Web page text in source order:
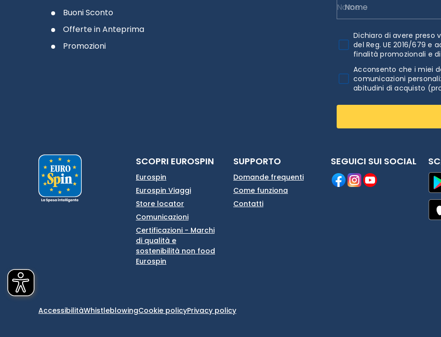
Buoni Sconto
Offerte in Anteprima
Promozioni
Nome
Dichiaro di avere preso
del Reg. UE 2016/679
finalità promozionali e
Acconsento che i miei
comunicazioni
abitudini di acquisto
SCOPRI EUROSPIN
Eurospin
Eurospin Viaggi
Store locator
Comunicazioni
Certificazioni - Marchi
di qualità e
sostenibilità non food
Eurospin
SUPPORTO
Domande frequenti
Come funziona
Contatti
SEGUICI SUI SOCIAL
AccessibilitàWhistleblowingCookie policyPrivacy policy